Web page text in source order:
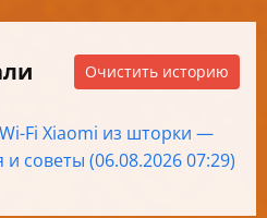
Очистить историю
Fi Xiaomi из шторки —
советы (06.08.2026 07:29)